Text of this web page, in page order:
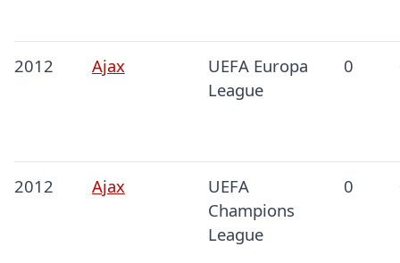
2012 Ajax
UEFA Europa
League
0
2012 Ajax
UEFA
Champions
League
0